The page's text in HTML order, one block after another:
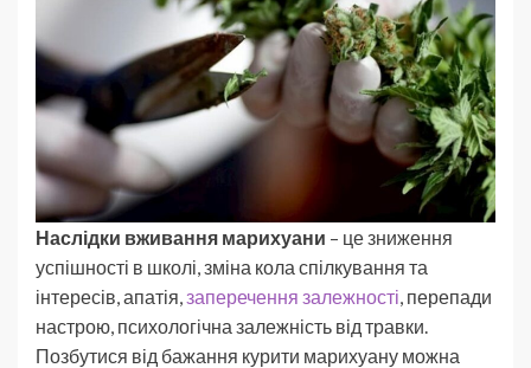
Наслідки вживання марихуани – це зниження
успішності в школі, зміна кола спілкування та
інтересів, апатія, заперечення залежності , перепади
настрою, психологічна залежність від травки.
Позбутися від бажання курити марихуану можна